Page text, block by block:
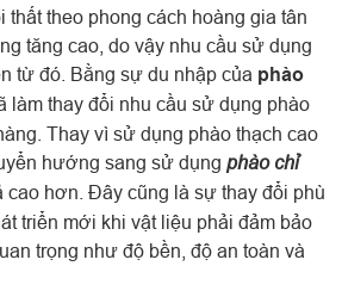
theo phong cách hoàng gia tân
tăng cao, do vậy nhu cầu sử dụng
từ đó. Bằng sự du nhập của phào
làm thay đổi nhu cầu sử dụng phào
Thay vì sử dụng phào thạch cao
hướng sang sử dụng phào chỉ
hơn. Đây cũng là sự thay đổi phù
triển mới khi vật liệu phải đảm bảo
trọng như độ bền, độ an toàn và